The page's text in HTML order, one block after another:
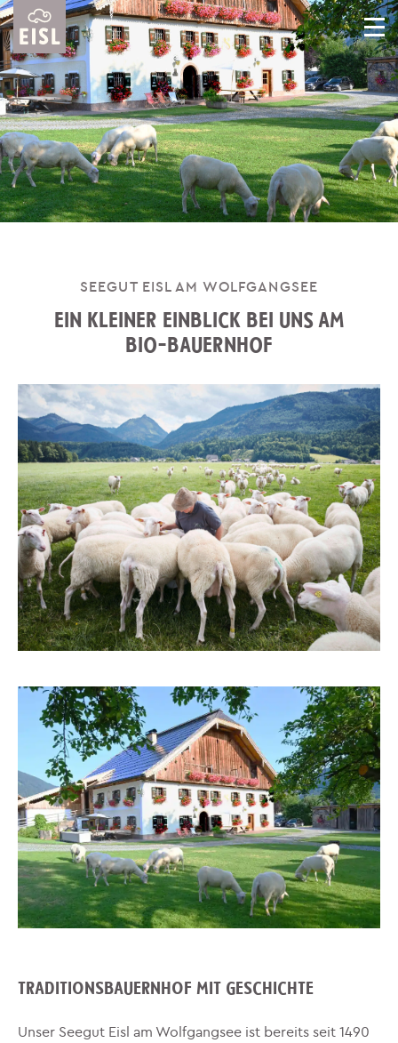
SEEGUT EISL AM WOLFGANGSEE
EIN KLEINER EINBLICK BEI UNS AM
BIO-BAUERNHOF
TRADITIONSBAUERNHOF MIT GESCHICHTE
Unser Seegut Eisl am Wolfgangsee ist bereits seit 1490